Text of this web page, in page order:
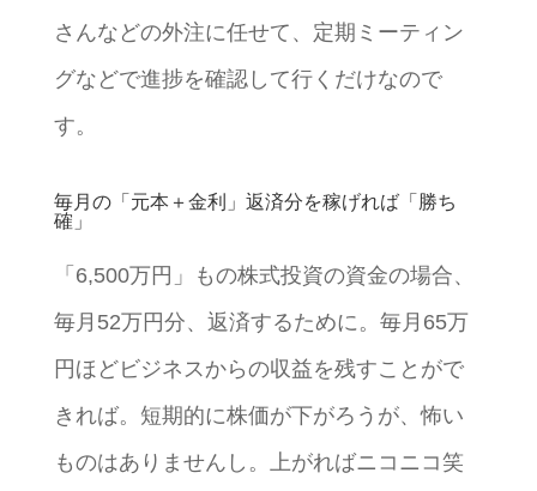
さんなどの外注に任せて、定期ミーティン
グなどで進捗を確認して行くだけなので
す。
毎月の「元本＋金利」返済分を稼げれば「勝ち
確」
「6,500万円」もの株式投資の資金の場合、
毎月52万円分、返済するために。毎月65万
円ほどビジネスからの収益を残すことがで
きれば。短期的に株価が下がろうが、怖い
ものはありませんし。上がればニコニコ笑